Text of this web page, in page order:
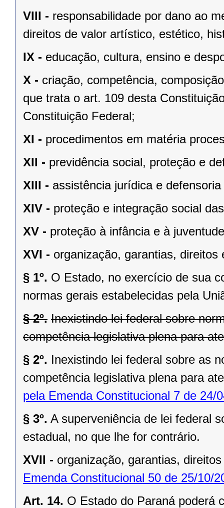
VIII - responsabilidade por dano ao
direitos de valor artístico, estético,
IX - educação, cultura, ensino e
X - criação, competência,
que trata o art. 109 desta
Constituição Federal;
XI - procedimentos em matéria
XII - previdência social, proteção e
XIII - assistência jurídica e
XIV - proteção e integração social
XV - proteção à infância e à
XVI - organização, garantias,
§ 1º. O Estado, no exercício de sua
normas gerais estabelecidas pela
§ 2º. Inexistindo lei federal sobre
competência legislativa plena para
§ 2º. Inexistindo lei federal sobre as
competência legislativa plena para
pela Emenda Constitucional 7 de 24/
§ 3º. A superveniência de lei federal
estadual, no que lhe for contrário.
XVII - organização, garantias,
Emenda Constitucional 50 de 25/10/
Art. 14. O Estado do Paraná poderá